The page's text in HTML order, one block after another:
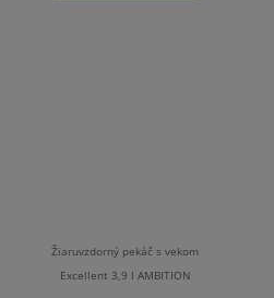
Žiaruvzdorný pekáč s vekom
Excellent 3,9 l AMBITION